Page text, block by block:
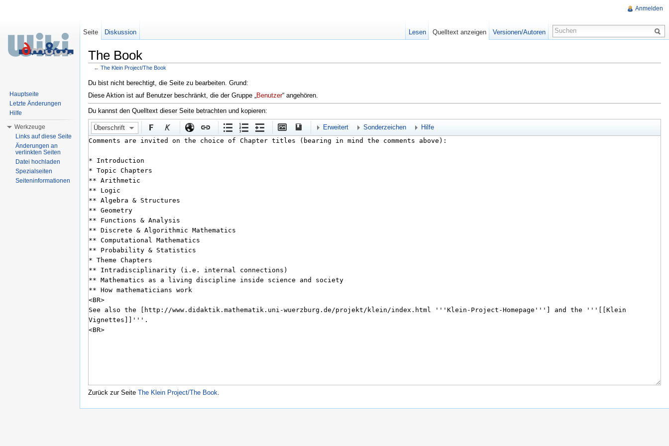
The Book
← The Klein Project/The Book
Du bist nicht berechtigt, die Seite zu bearbeiten. Grund:
Diese Aktion ist auf Benutzer beschränkt, die der Gruppe „
Benutzer“ angehören.
Du kannst den Quelltext dieser Seite betrachten und kopieren:
Überschrift Erweitert Sonderzeichen Hilfe
Zurück zur Seite The Klein Project/The Book
Anmelden
Seite Diskussion Lesen Quelltext anzeigen Versionen/Autoren
Hauptseite
Letzte Änderungen
Hilfe
Werkzeuge
Links auf diese Seite
Änderungen an
verlinkten Seiten
Datei hochladen
Spezialseiten
Seiteninformationen